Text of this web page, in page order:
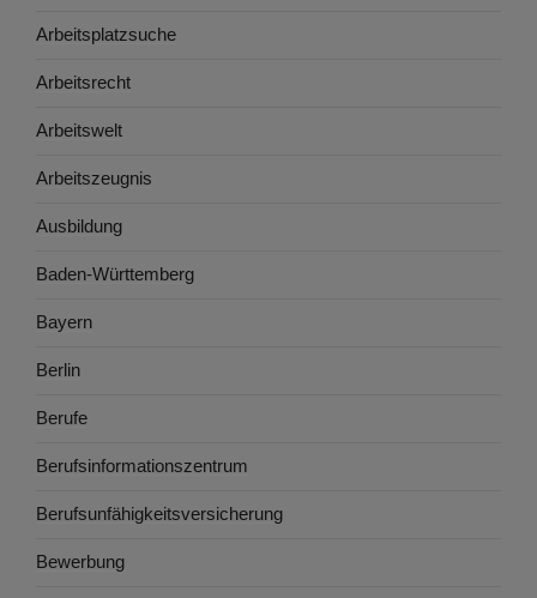
Arbeitsplatzsuche
Arbeitsrecht
Arbeitswelt
Arbeitszeugnis
Ausbildung
Baden-Württemberg
Bayern
Berlin
Berufe
Berufsinformationszentrum
Berufsunfähigkeitsversicherung
Bewerbung